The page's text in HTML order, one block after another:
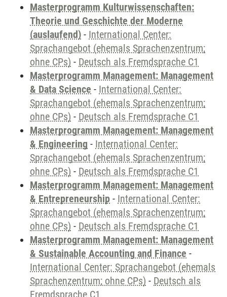
Masterprogramm Kulturwissenschaften:
Theorie und Geschichte der Moderne
(auslaufend) - International Center:
Sprachangebot (ehemals Sprachenzentrum;
ohne CPs) - Deutsch als Fremdsprache C1
Masterprogramm Management: Management
& Data Science - International Center:
Sprachangebot (ehemals Sprachenzentrum;
ohne CPs) - Deutsch als Fremdsprache C1
Masterprogramm Management: Management
& Engineering - International Center:
Sprachangebot (ehemals Sprachenzentrum;
ohne CPs) - Deutsch als Fremdsprache C1
Masterprogramm Management: Management
& Entrepreneurship - International Center:
Sprachangebot (ehemals Sprachenzentrum;
ohne CPs) - Deutsch als Fremdsprache C1
Masterprogramm Management: Management
& Sustainable Accounting and Finance -
International Center: Sprachangebot (ehemals
Sprachenzentrum; ohne CPs) - Deutsch als
Fremdsprache C1